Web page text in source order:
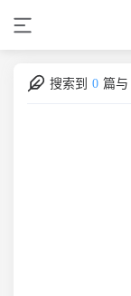
搜索到 0 篇与